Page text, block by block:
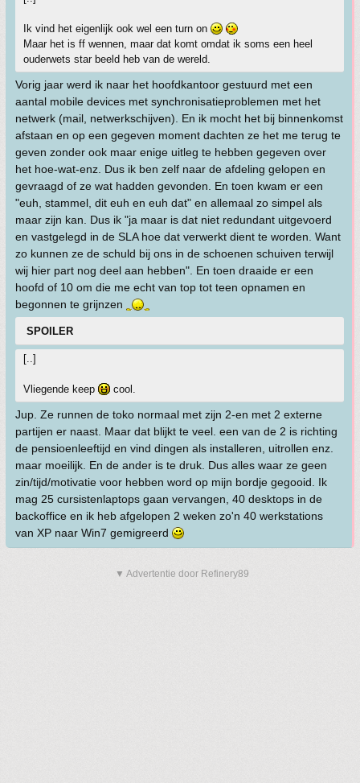
Ik vind het eigenlijk ook wel een turn on
Maar het is ff wennen, maar dat komt omdat ik soms een heel
ouderwets star beeld heb van de wereld.
Vorig jaar werd ik naar het hoofdkantoor gestuurd met een
aantal mobile devices met synchronisatieproblemen met het
netwerk (mail, netwerkschijven). En ik mocht het bij binnenkomst
afstaan en op een gegeven moment dachten ze het me terug te
geven zonder ook maar enige uitleg te hebben gegeven over
het hoe-wat-enz. Dus ik ben zelf naar de afdeling gelopen en
gevraagd of ze wat hadden gevonden. En toen kwam er een
"euh, stammel, dit euh en euh dat" en allemaal zo simpel als
maar zijn kan. Dus ik "ja maar is dat niet redundant uitgevoerd
en vastgelegd in de SLA hoe dat verwerkt dient te worden. Want
zo kunnen ze de schuld bij ons in de schoenen schuiven terwijl
wij hier part nog deel aan hebben". En toen draaide er een
hoofd of 10 om die me echt van top tot teen opnamen en
begonnen te grijnzen
SPOILER
[..]
Vliegende keep cool.
Jup. Ze runnen de toko normaal met zijn 2-en met 2 externe
partijen er naast. Maar dat blijkt te veel. een van de 2 is richting
de pensioenleeftijd en vind dingen als installeren, uitrollen enz.
maar moeilijk. En de ander is te druk. Dus alles waar ze geen
zin/tijd/motivatie voor hebben word op mijn bordje gegooid. Ik
mag 25 cursistenlaptops gaan vervangen, 40 desktops in de
backoffice en ik heb afgelopen 2 weken zo'n 40 werkstations
van XP naar Win7 gemigreerd
▼ Advertentie door Refinery89